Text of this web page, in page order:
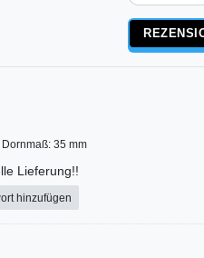
Dornmaß: 35 mm
Lieferung!!
hinzufügen